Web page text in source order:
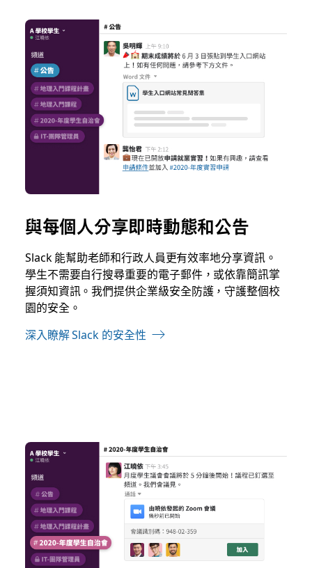
與每個人分享即時動態和公告
Slack 能幫助老師和行政人員更有效率地分享資訊。
學生不需要自行搜尋重要的電子郵件，或依靠簡訊掌
握須知資訊。我們提供企業級安全防護，守護整個校
園的安全。
深入瞭解 Slack 的安全性